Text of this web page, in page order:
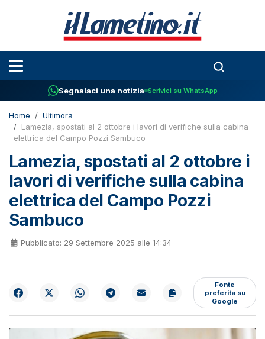
Segnalaci una notizia Scrivici su WhatsApp
Home
Ultimora
Lamezia, spostati al 2 ottobre i lavori di verifiche sulla cabina
elettrica del Campo Pozzi Sambuco
Lamezia, spostati al 2 ottobre i
lavori di verifiche sulla cabina
elettrica del Campo Pozzi
Sambuco
Pubblicato: 29 Settembre 2025 alle 14:34
Fonte
preferita su
Google